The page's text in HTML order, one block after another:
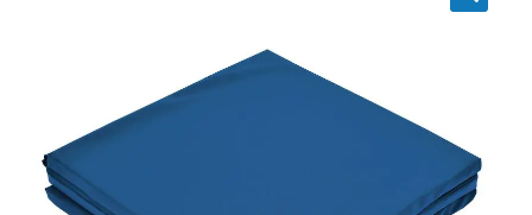
Accessoires Salle de bain
Vêtements & Chaussures
Sécurité